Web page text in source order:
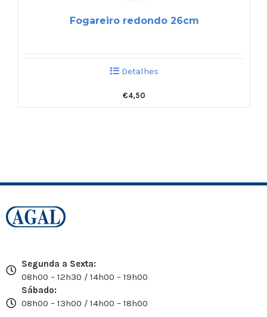
Fogareiro redondo 26cm
Detalhes
€4,50
Segunda a Sexta:
08h00 – 12h30 / 14h00 – 19h00
Sábado:
08h00 – 13h00 / 14h00 – 18h00